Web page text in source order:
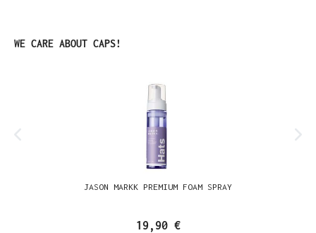
Produktgalerie überspringen
WE CARE ABOUT CAPS!
JASON MARKK PREMIUM FOAM SPRAY
19,90 €